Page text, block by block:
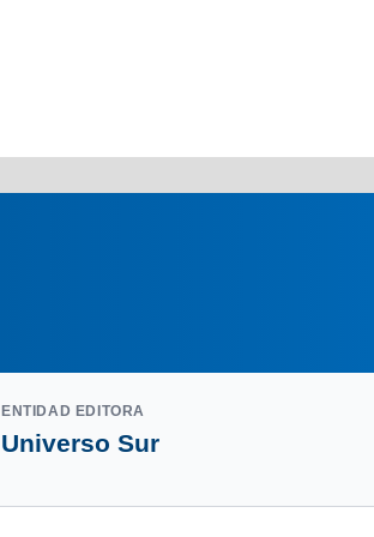
ENTIDAD EDITORA
Universo Sur